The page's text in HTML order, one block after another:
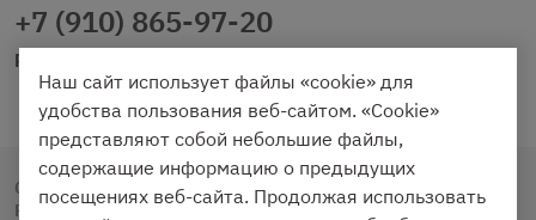
+7 (910) 865-97-20
prazdnichniy40@palmi.ru
Copyright © 2020 - 2026. Праздничный Стол.
Разработка и продвижение - Vegas Studio
Наш сайт использует файлы «cookie» для
удобства пользования веб-сайтом. «Cookie»
представляют собой небольшие файлы,
содержащие информацию о предыдущих
посещениях веб-сайта. Продолжая использовать